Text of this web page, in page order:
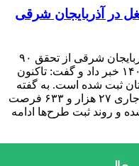
ایجاد ۱۹ هزار و ۵۵۱ شغل در آذربایجان شرقی
مدیرکل تعاون، کار و رفاه اجتماعی آذربایجان شرقی از تحقق ۹۰
درصدی تعهد اشتغال استان در سال ۱۴۰۴ خبر داد و گفت: تاکنون
استان ثبت شده است. به گفته
وی، سهم تعهد اشتغال استان در سال جاری ۲۷ هزار و ۶۳۳ فرصت
و روند ثبت طرح‌ها ادامه